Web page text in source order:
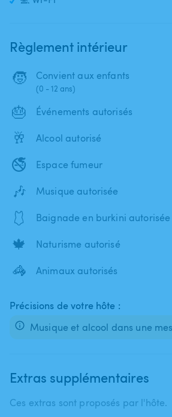
Règlement intérieur
🧒 Convient aux enfants
(0 - 12 ans)
🎂 Événements autorisés
🥂 Alcool autorisé
🚭 Espace fumeur
🎶 Musique autorisée
🩱 Baignade en burkini autorisée
🍁 Naturisme autorisé
🦓 Animaux autorisés
Précisions de votre hôte :
Musique et alcool dans une
Extras supplémentaires
Ces extras sont proposés par l'hôte.